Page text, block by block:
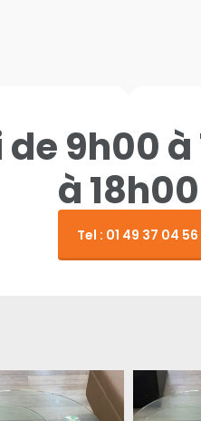
9h00 à
à 18h00
Tel : 01 49 37 04 56